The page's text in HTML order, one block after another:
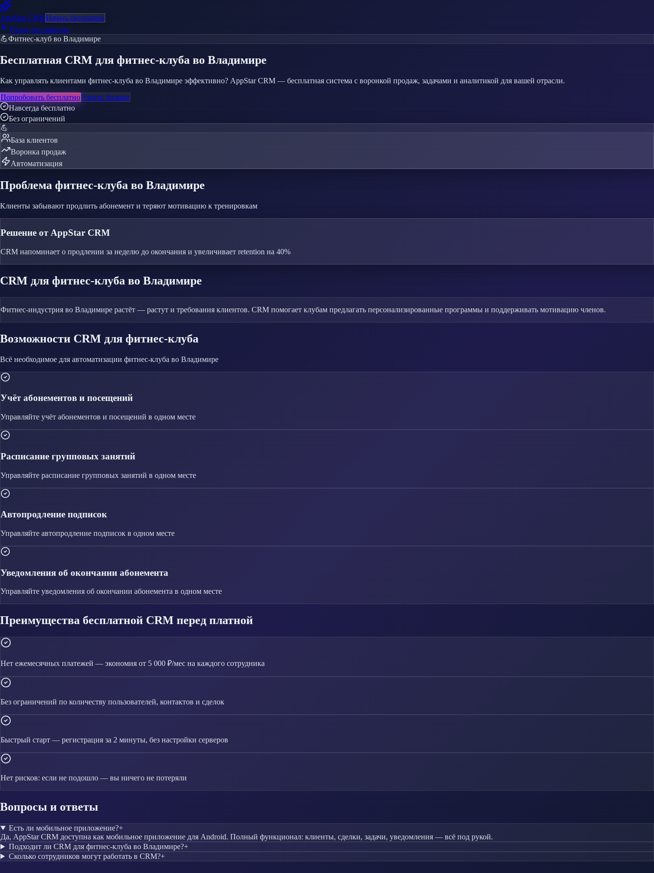
AppStarCRMНачать бесплатно
Назад на главную
💪Фитнес-клуб во Владимире
Бесплатная CRM для фитнес-клуба во Владимире
Как управлять клиентами фитнес-клуба во Владимире эффективно? AppStar CRM — бесплатная система с воронкой продаж, задачами и аналитикой для вашей отрасли.
Попробовать бесплатноУзнать больше
Навсегда бесплатно
Без ограничений
💪
База клиентов
Воронка продаж
Автоматизация
Проблема фитнес-клуба во Владимире
Клиенты забывают продлить абонемент и теряют мотивацию к тренировкам
Решение от AppStar CRM
CRM напоминает о продлении за неделю до окончания и увеличивает retention на 40%
CRM для фитнес-клуба во Владимире
Фитнес-индустрия во Владимире растёт — растут и требования клиентов. CRM помогает клубам предлагать персонализированные программы и поддерживать мотивацию членов.
Возможности CRM для фитнес-клуба
Всё необходимое для автоматизации фитнес-клуба во Владимире
Учёт абонементов и посещений
Управляйте учёт абонементов и посещений в одном месте
Расписание групповых занятий
Управляйте расписание групповых занятий в одном месте
Автопродление подписок
Управляйте автопродление подписок в одном месте
Уведомления об окончании абонемента
Управляйте уведомления об окончании абонемента в одном месте
Преимущества бесплатной CRM перед платной
Нет ежемесячных платежей — экономия от 5 000 ₽/мес на каждого сотрудника
Без ограничений по количеству пользователей, контактов и сделок
Быстрый старт — регистрация за 2 минуты, без настройки серверов
Нет рисков: если не подошло — вы ничего не потеряли
Вопросы и ответы
Есть ли мобильное приложение?+
Да, AppStar CRM доступна как мобильное приложение для Android. Полный функционал: клиенты, сделки, задачи, уведомления — всё под рукой.
Подходит ли CRM для фитнес-клуба во Владимире?+
Сколько сотрудников могут работать в CRM?+